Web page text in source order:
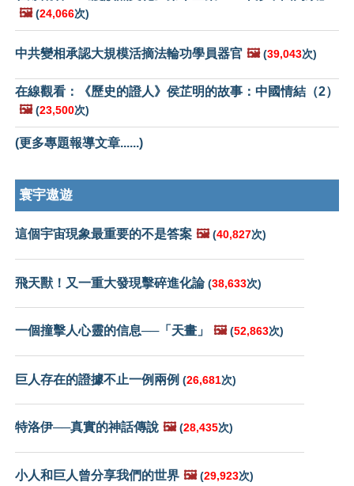
🖼️ (24,066次)
中共變相承認大規模活摘法輪功學員器官 🖼️ (39,043次)
在線觀看：《歷史的證人》侯芷明的故事：中國情結（2）
🖼️ (23,500次)
(更多專題報導文章......)
寰宇遨遊
這個宇宙現象最重要的不是答案 🖼️ (40,827次)
飛天獸！又一重大發現擊碎進化論(38,633次)
一個撞擊人心靈的信息──「天畫」 🖼️ (52,863次)
巨人存在的證據不止一例兩例 (26,681次)
特洛伊──真實的神話傳說 🖼️ (28,435次)
小人和巨人曾分享我們的世界 🖼️ (29,923次)